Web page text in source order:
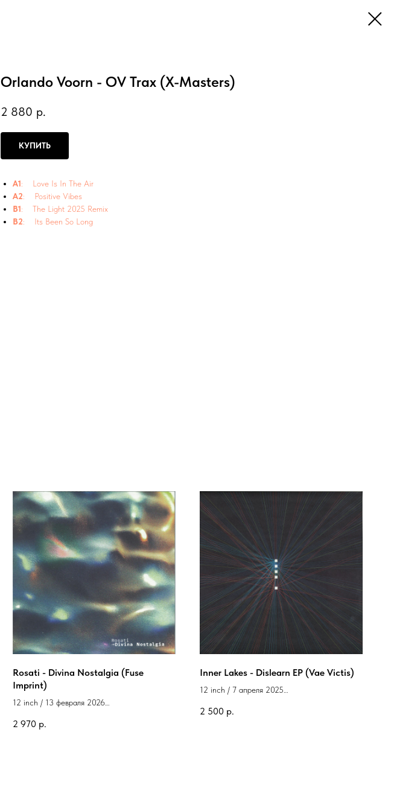
Orlando Voorn - OV Trax (X-Masters)
2 880 р.
КУПИТЬ
A1: Love Is In The Air
A2: Positive Vibes
B1: The Light 2025 Remix
B2: Its Been So Long
Rosati - Divina Nostalgia (Fuse
Imprint)
12 inch / 13 февраля 2026
2 970 р.
Inner Lakes - Dislearn EP (Vae Victis)
12 inch / 7 апреля 2025
2 500 р.